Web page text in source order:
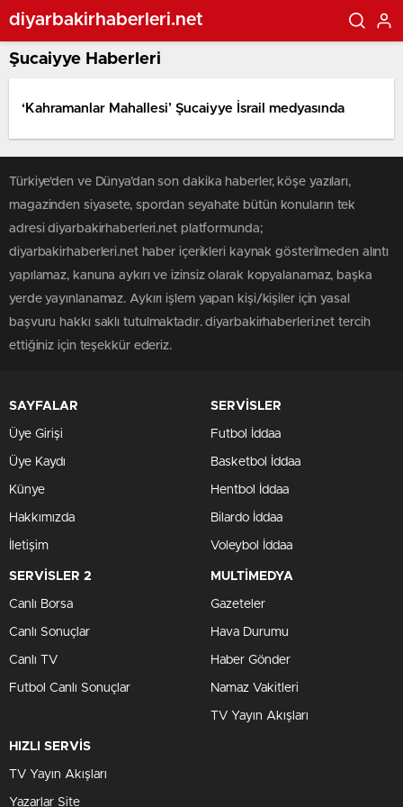
diyarbakirhaberleri.net
Şucaiyye Haberleri
‘Kahramanlar Mahallesi’ Şucaiyye İsrail medyasında
Türkiye'den ve Dünya’dan son dakika haberler, köşe yazıları,
magazinden siyasete, spordan seyahate bütün konuların tek
adresi diyarbakirhaberleri.net platformunda;
diyarbakirhaberleri.net haber içerikleri kaynak gösterilmeden alıntı
yapılamaz, kanuna aykırı ve izinsiz olarak kopyalanamaz, başka
yerde yayınlanamaz. Aykırı işlem yapan kişi/kişiler için yasal
başvuru hakkı saklı tutulmaktadır. diyarbakirhaberleri.net tercih
ettiğiniz için teşekkür ederiz.
SAYFALAR
Üye Girişi
Üye Kaydı
Künye
Hakkımızda
İletişim
SERVİSLER
Futbol İddaa
Basketbol İddaa
Hentbol İddaa
Bilardo İddaa
Voleybol İddaa
SERVİSLER 2
Canlı Borsa
Canlı Sonuçlar
Canlı TV
Futbol Canlı Sonuçlar
MULTİMEDYA
Gazeteler
Hava Durumu
Haber Gönder
Namaz Vakitleri
TV Yayın Akışları
HIZLI SERVİS
TV Yayın Akışları
Yazarlar Site